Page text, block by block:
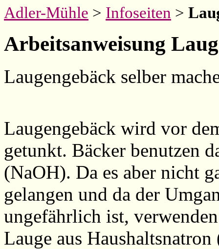
Adler-Mühle > Infoseiten >
Arbeitsanweisung
Laugengebäck selber
Laugengebäck wird vor
getunkt. Bäcker benutzen
(NaOH). Da es aber nicht
gelangen und da der
ungefährlich ist,
Lauge aus